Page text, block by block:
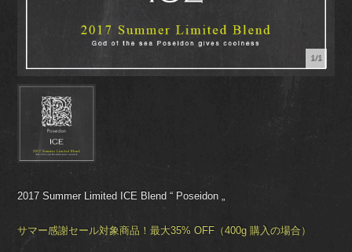
1/1
2017 Summer Limited ICE Blend “ Poseidon „
サマー感謝セール対象商品！最大35% OFF（400g 購入の場合）